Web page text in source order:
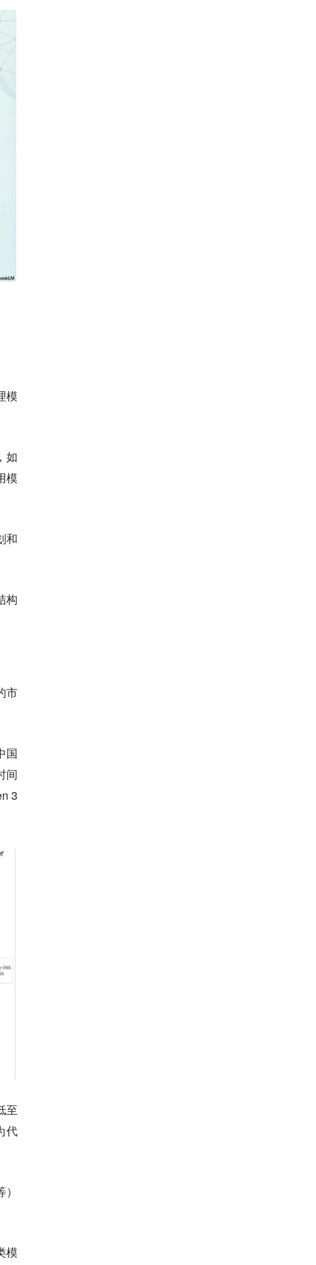
模
如
模
和
构
市
国
间
3
至
代
模